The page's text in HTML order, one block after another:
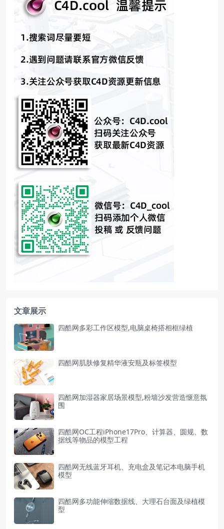
文章展示
四酷网多彩工作区模型,电脑桌椅搭相框绿植
四酷网肌肤修复精华液安瓶及标签模型
四酷网加湿器家居场景模型,粉墙沙发营造惬意氛
围
四酷网OC工程iPhone17Pro、计算器、圆规、数
据线等物品的模型工程
四酷网无线蓝牙耳机、充电盒及笔记本电脑手机
模型
四酷网多功能伸缩数据线、大理石台面及绿植模
型